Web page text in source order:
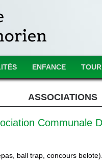
ENFANCE
ASSOCIATIONS
Communale
ball trap, concours belote).